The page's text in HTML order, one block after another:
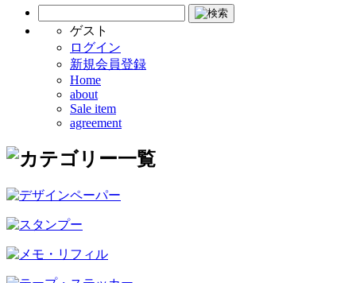
ゲスト
ログイン
新規会員登録
Home
about
Sale item
agreement